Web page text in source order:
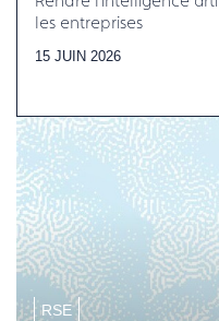
les entreprises
15 JUIN 2026
RSE